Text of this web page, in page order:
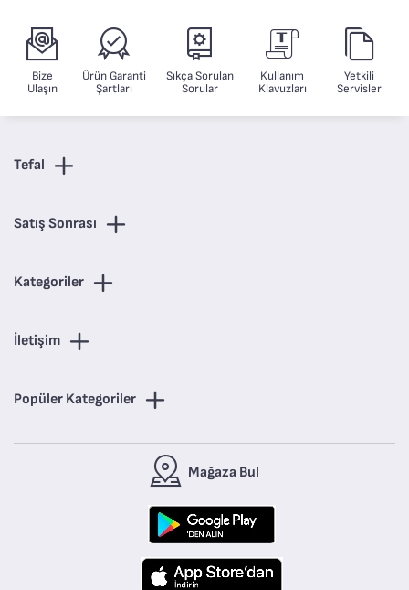
Bize
Ulaşın
Ürün Garanti
Şartları
Sıkça Sorulan
Sorular
Kullanım
Klavuzları
Yetkili
Servisler
Tefal
Satış Sonrası
Kategoriler
İletişim
Popüler Kategoriler
Mağaza Bul